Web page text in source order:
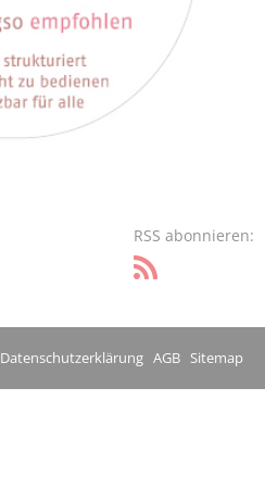
RSS abonnieren:
Datenschutzerklärung AGB Sitemap